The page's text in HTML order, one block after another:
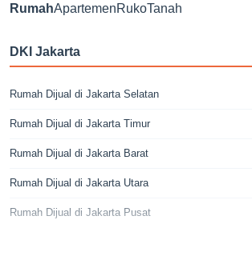
RumahApartemenRukoTanah
DKI Jakarta
Rumah Dijual di Jakarta Selatan
Rumah Dijual di Jakarta Timur
Rumah Dijual di Jakarta Barat
Rumah Dijual di Jakarta Utara
Rumah Dijual di Jakarta Pusat